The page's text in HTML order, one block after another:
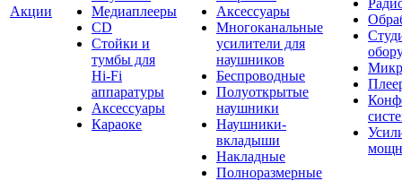
Акции
Медиаплееры
CD
Стойки и
тумбы для
Hi-Fi
аппаратуры
Аксессуары
Караоке
Аксессуары
Многоканальные
усилители для
наушников
Беспроводные
Полуоткрытые
наушники
Наушники-
вкладыши
Накладные
Полноразмерные